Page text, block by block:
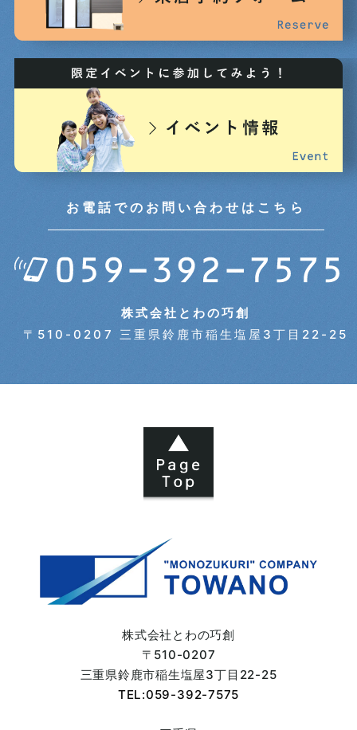
2024年12月 (3)
2024年11月 (3)
2024年10月 (6)
2024年09月 (5)
2024年08月 (5)
2024年05月 (7)
2024年04月 (6)
2023年12月 (2)
2023年10月 (7)
お電話でのお問い合わせはこちら
株式会社とわの巧創
〒510-0207 三重県鈴鹿市稲生塩屋3丁目22-25
株式会社とわの巧創
〒510-0207
三重県鈴鹿市稲生塩屋3丁目22-25
TEL:059-392-7575